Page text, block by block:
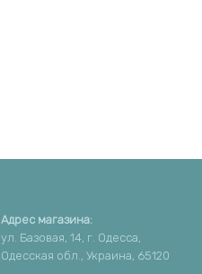
Адрес магазина:
ул. Базовая, 14, г. Одесса,
Одесская обл., Украина, 65120